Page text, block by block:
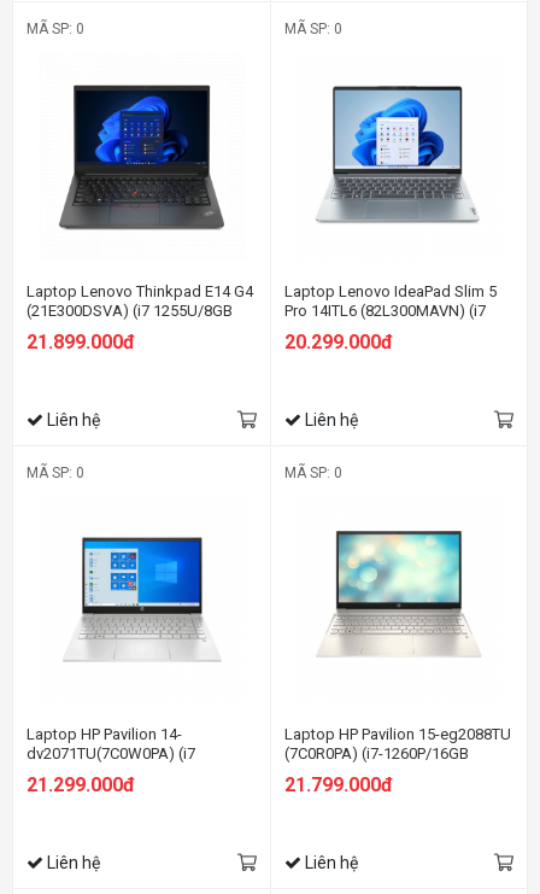
MÃ SP: 0
Laptop Lenovo Thinkpad E14 G4
(21E300DSVA) (i7 1255U/8GB
Đen)
21.899.000đ
Liên hệ
MÃ SP: 0
Laptop Lenovo IdeaPad Slim 5
Pro 14ITL6 (82L300MAVN) (i7
SSD/14 2.2K/Win11/Xám)
20.299.000đ
Liên hệ
MÃ SP: 0
Laptop HP Pavilion 14-
dv2071TU(7C0W0PA) (i7
1255U/16GB RAM/512GB
SSD/14 FHD/Win11/Bạc)
21.299.000đ
Liên hệ
MÃ SP: 0
Laptop HP Pavilion 15-eg2088TU
(7C0R0PA) (i7-1260P/16GB
RAM/512GB SSD/15.6
FHD/Win11/Vàng)
21.799.000đ
Liên hệ